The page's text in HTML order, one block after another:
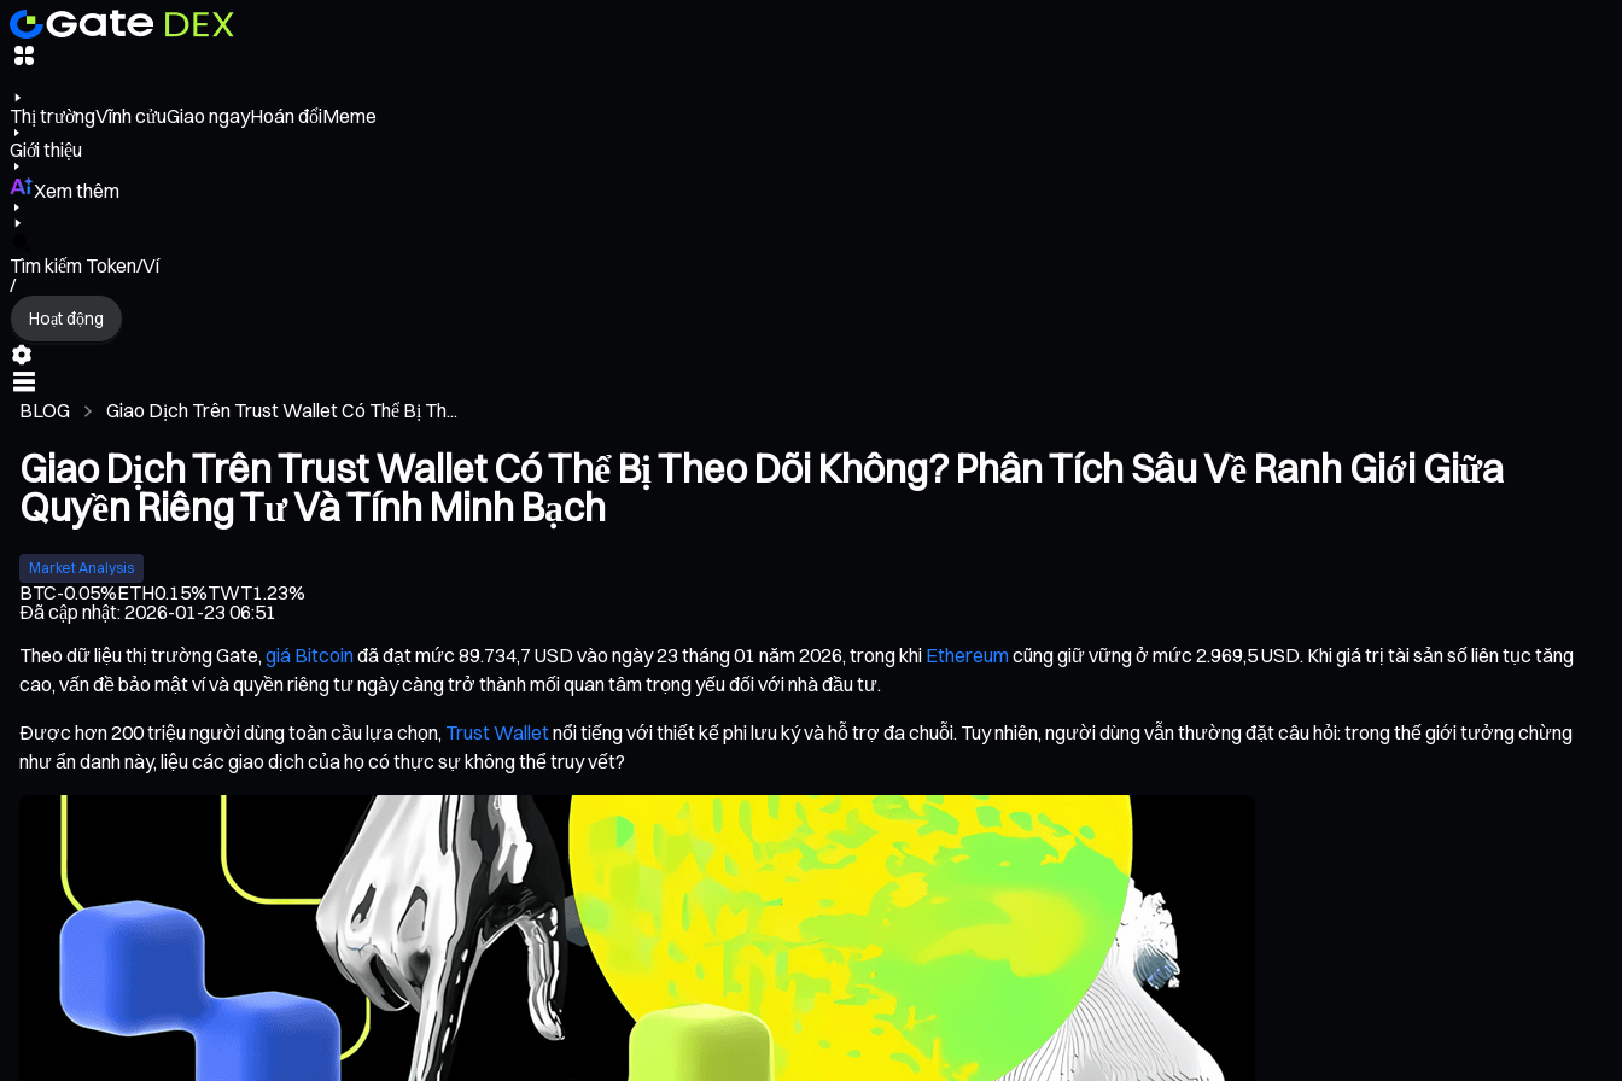
Thị trườngVĩnh cửuGiao ngayHoán đổiMeme
Giới thiệu
Xem thêm
Tìm kiếm Token/Ví
/
Hoạt động
BLOG Giao Dịch Trên Trust Wallet Có Thể Bị Th...
Giao Dịch Trên Trust Wallet Có Thể Bị Theo Dõi Không? Phân Tích Sâu Về Ranh Giới Giữa
Quyền Riêng Tư Và Tính Minh Bạch
Market Analysis
BTC-0.05%ETH0.15%TWT1.23%
Đã cập nhật:2026-01-23 06:51
Theo dữ liệu thị trường Gate, giá Bitcoinđã đạt mức 89.734,7 USD vào ngày 23 tháng 01 năm 2026, trong khi Ethereumcũng giữ vững ở mức 2.969,5 USD. Khi giá trị tài sản số liên tục tăng
cao, vấn đề bảo mật ví và quyền riêng tư ngày càng trở thành mối quan tâm trọng yếu đối với nhà đầu tư.
Được hơn 200 triệu người dùng toàn cầu lựa chọn, Trust Walletnổi tiếng với thiết kế phi lưu ký và hỗ trợ đa chuỗi. Tuy nhiên, người dùng vẫn thường đặt câu hỏi: trong thế giới tưởng chừng
như ẩn danh này, liệu các giao dịch của họ có thực sự không thể truy vết?